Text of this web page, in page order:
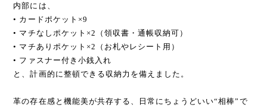
内部には、
• カードポケット×9
• マチなしポケット×2（領収書・通帳収納可）
• マチありポケット×2（お札やレシート用）
• ファスナー付き小銭入れ
と、計画的に整頓できる収納力を備えました。
革の存在感と機能美が共存する、日常にちょうどいい“相棒”で